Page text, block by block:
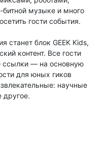
музыке и много
гости события.
станет блок GEEK Kids,
контент. Все гости
ссылки — на основную
для юных гиков
научные
другое.